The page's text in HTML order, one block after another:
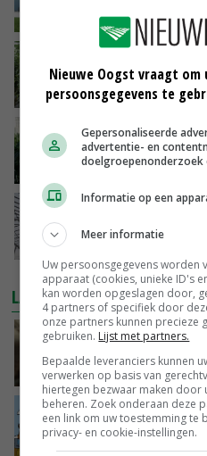
19-08-2017
gedogen'
16-08-2017
Nieuw
09-08-2017
NEN legt
voor
LAATSTE NIEUWS
zorgen voor
GISTEREN, 16:01
Internationale
groot:
GISTEREN, 15:33
Nieuwe Oogst vraagt
persoonsgegevens te
Gepersonaliseerde
advertentie- en
doelgroepenonderzoek
Informatie op een
Meer informatie
Uw persoonsgegevens worden
apparaat (cookies, unieke ID's
kan worden opgeslagen door,
4 partners of specifiek door
onze partners kunnen precieze
gebruiken. Lijst met partners.
Bepaalde leveranciers kunnen
verwerken op basis van
hiertegen bezwaar maken door
beheren. Zoek onderaan deze
een link om uw toestemming te
privacy- en cookie-instellingen.